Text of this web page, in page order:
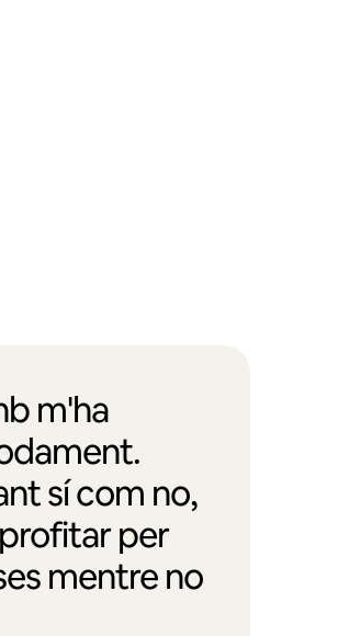
m'ha
sí com no,
per
mentre no